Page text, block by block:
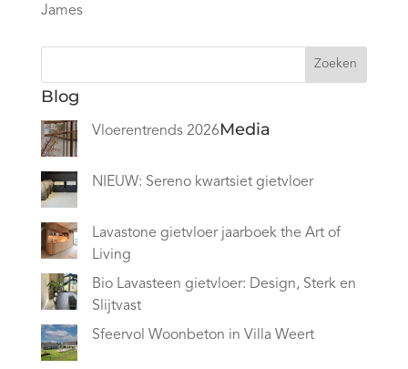
James
Zoeken
Blog
Vloerentrends 2026
NIEUW: Sereno kwartsiet gietvloer
Lavastone gietvloer jaarboek the Art of
Living
Bio Lavasteen gietvloer: Design, Sterk en
Slijtvast
Sfeervol Woonbeton in Villa Weert
Media